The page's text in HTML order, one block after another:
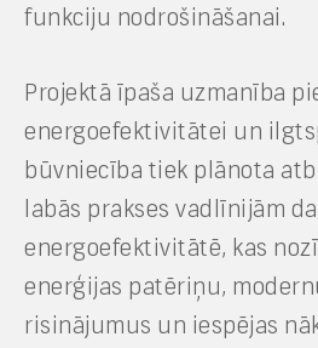
funkciju nodrošināšanai.
Projektā īpaša uzmanība
energoefektivitātei un
būvniecība tiek plānota
labās prakses vadlīnijām
energoefektivitātē, kas
enerģijas patēriņu,
risinājumus un iespējas